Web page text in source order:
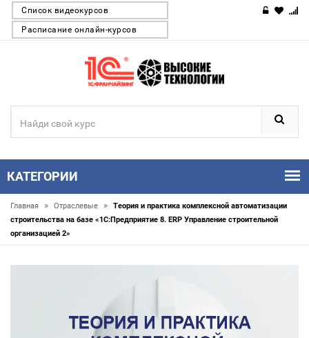
Список видеокурсов
Расписание онлайн-курсов
КАТЕГОРИИ
Главная » Отраслевые »
Теория и практика комплексной автоматизации
строительства на базе «1С:Предприятие 8. ERP Управление строительной
организацией 2»